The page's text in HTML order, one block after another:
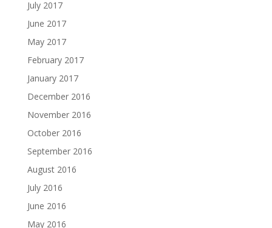
July 2017
June 2017
May 2017
February 2017
January 2017
December 2016
November 2016
October 2016
September 2016
August 2016
July 2016
June 2016
May 2016